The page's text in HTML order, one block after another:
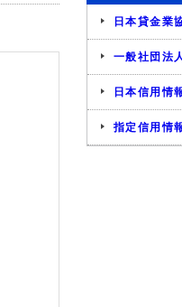
日本貸金業
一般社団法
日本信用情
指定信用情